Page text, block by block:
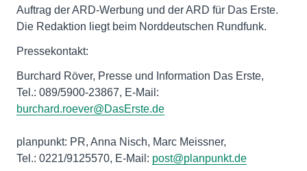
Auftrag der ARD-Werbung und der ARD für Das Erste.
Die Redaktion liegt beim Norddeutschen Rundfunk.
Pressekontakt:
Burchard Röver, Presse und Information Das Erste,
Tel.: 089/5900-23867, E-Mail:
burchard.roever@DasErste.de
planpunkt: PR, Anna Nisch, Marc Meissner,
Tel.: 0221/9125570, E-Mail: post@planpunkt.de